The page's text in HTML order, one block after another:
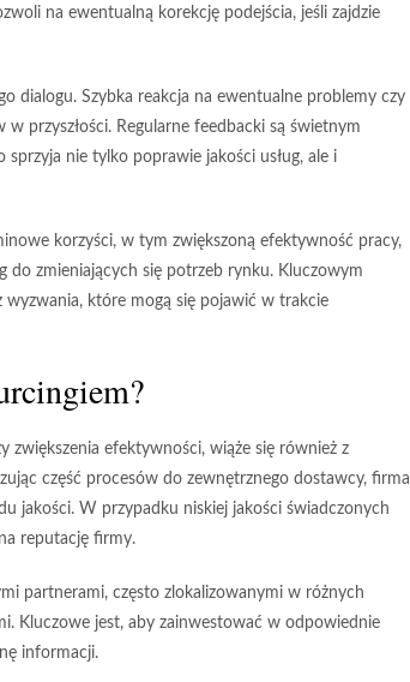
na ewentualną korekcję podejścia, jeśli zajdzie
dialogu. Szybka reakcja na ewentualne problemy czy
przyszłości. Regularne feedbacki są świetnym
nie tylko poprawie jakości usług, ale i
korzyści, w tym zwiększoną efektywność pracy,
do zmieniających się potrzeb rynku. Kluczowym
wyzwania, które mogą się pojawić w trakcie
zwiększenia efektywności, wiąże się również z
część procesów do zewnętrznego dostawcy, firma
jakości. W przypadku niskiej jakości świadczonych
reputację firmy.
partnerami, często zlokalizowanymi w różnych
Kluczowe jest, aby zainwestować w odpowiednie
informacji.